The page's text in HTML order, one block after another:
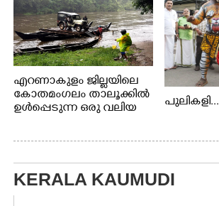
എറണാകുളം ജില്ലയിലെ
കോതമംഗലം താലൂക്കിൽ
ഉൾപ്പെടുന്ന ഒരു വലിയ
വെള്ളാരംകുത്ത്,
കത്തിപ്പാറ, ഉറിയംപെട്ടി,
തേക്കല്ല്, വെട്ടിക്കല്ല്,
പുലികളി...
KERALA KAUMUDI